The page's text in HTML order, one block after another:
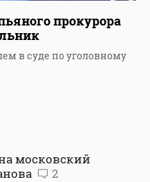
прокурора
в суде по уголовному
московский
2